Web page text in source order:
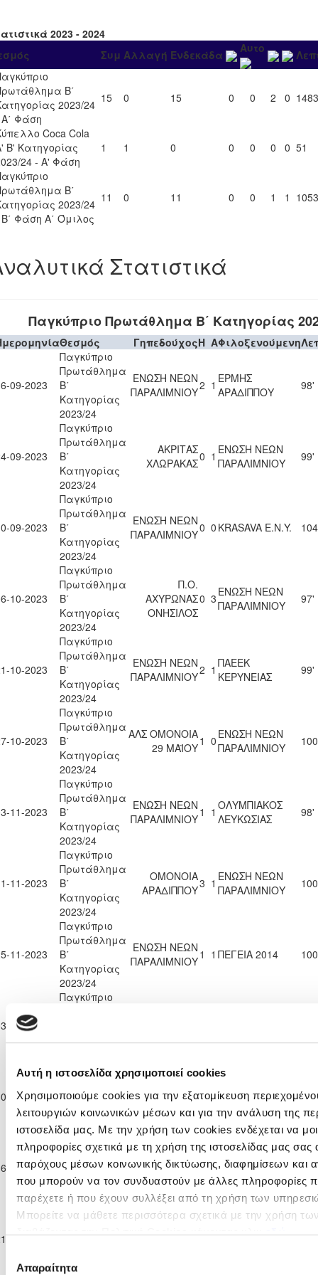
Αυτή η ιστοσελίδα χρησιμοποιεί cookies
Χρησιμοποιούμε cookies για την εξατομίκευση
λειτουργιών κοινωνικών μέσων και για την ανάλυση της
ιστοσελίδα μας. Με την χρήση των cookies ενδέχεται να
πληροφορίες σχετικά με τη χρήση της ιστοσελίδας μας
παρόχους μέσων κοινωνικής δικτύωσης, διαφημίσεων και
που μπορούν να τον συνδυαστούν με άλλες πληροφορίες
παρέχετε ή που έχουν συλλέξει από τη χρήση των
Μπορείτε να μάθετε περισσότερα σχετικά με την χρήση
συγκατάθεσης
Απαραίτητα
2023 - 2024
Συμ Αλλαγή Ενδεκάδα Αυτο
Β΄
2023/24
Φάση
15 0 15 0 0 2 0 1483
Coca Cola
Β' Κατηγορίας
24 - Α' Φάση
1 1 0 0 0 0 0 51
Β΄
2023/24
Φάση Α΄ Όμιλος
11 0 11 0 0 1 1 1053
Στατιστικά
Παγκύπριο Πρωτάθλημα Β΄ Κατηγορίας
Θεσμός ΓηπεδούχοςH AΦιλοξενούμενη
09-2023
Παγκύπριο
Πρωτάθλημα
Β΄
Κατηγορίας
2023/24
ΕΝΩΣΗ ΝΕΩΝ
ΠΑΡΑΛΙΜΝΙΟΥ2 1 ΕΡΜΗΣ
ΑΡΑΔΙΠΠΟΥ
98'
09-2023
Παγκύπριο
Πρωτάθλημα
Β΄
Κατηγορίας
2023/24
ΑΚΡΙΤΑΣ
ΧΛΩΡΑΚΑΣ0 1 ΕΝΩΣΗ ΝΕΩΝ
ΠΑΡΑΛΙΜΝΙΟΥ
99'
09-2023
Παγκύπριο
Πρωτάθλημα
Β΄
Κατηγορίας
2023/24
ΕΝΩΣΗ ΝΕΩΝ
ΠΑΡΑΛΙΜΝΙΟΥ0 0 KRASAVA Ε.Ν.Y.
10-2023
Παγκύπριο
Πρωτάθλημα
Β΄
Κατηγορίας
2023/24
Π.Ο.
ΑΧΥΡΩΝΑΣ
ΟΝΗΣΙΛΟΣ
0 3 ΕΝΩΣΗ ΝΕΩΝ
ΠΑΡΑΛΙΜΝΙΟΥ
97'
10-2023
Παγκύπριο
Πρωτάθλημα
Β΄
Κατηγορίας
2023/24
ΕΝΩΣΗ ΝΕΩΝ
ΠΑΡΑΛΙΜΝΙΟΥ2 1 ΠΑΕΕΚ
ΚΕΡΥΝΕΙΑΣ
99'
10-2023
Παγκύπριο
Πρωτάθλημα
Β΄
Κατηγορίας
2023/24
ΑΛΣ ΟΜΟΝΟΙΑ
29 ΜΑΪΟΥ1 0 ΕΝΩΣΗ ΝΕΩΝ
ΠΑΡΑΛΙΜΝΙΟΥ
11-2023
Παγκύπριο
Πρωτάθλημα
Β΄
Κατηγορίας
2023/24
ΕΝΩΣΗ ΝΕΩΝ
ΠΑΡΑΛΙΜΝΙΟΥ1 1 ΟΛΥΜΠΙΑΚΟΣ
ΛΕΥΚΩΣΙΑΣ
98'
11-2023
Παγκύπριο
Πρωτάθλημα
Β΄
Κατηγορίας
2023/24
ΟΜΟΝΟΙΑ
ΑΡΑΔΙΠΠΟΥ3 1 ΕΝΩΣΗ ΝΕΩΝ
ΠΑΡΑΛΙΜΝΙΟΥ
11-2023
Παγκύπριο
Πρωτάθλημα
Β΄
Κατηγορίας
2023/24
ΕΝΩΣΗ ΝΕΩΝ
ΠΑΡΑΛΙΜΝΙΟΥ1 1 ΠΕΓΕΙΑ 2014
12-2023
Παγκύπριο
Κατηγορίας
12-2023
Παγκύπριο
Πρωτάθλημα
Β΄
Κατηγορίας
2023/24
ΕΝΩΣΗ ΝΕΩΝ
ΠΑΡΑΛΙΜΝΙΟΥ2 1ΑΟΑΝ ΑΓΙΑΣ
ΝΑΠΑΣ
98'
12-2023
Παγκύπριο
Πρωτάθλημα
Β΄
Κατηγορίας
2023/24
ΑΠΟΠ ΠΟΛΗΣ0 1 ΕΝΩΣΗ ΝΕΩΝ
ΠΑΡΑΛΙΜΝΙΟΥ
97'
12-2023
Παγκύπριο
Πρωτάθλημα
2023/24